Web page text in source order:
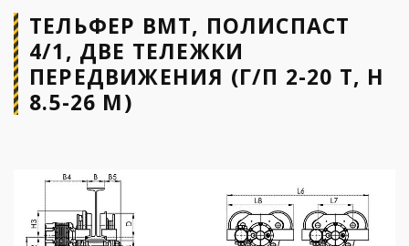
ТЕЛЬФЕР ВМТ, ПОЛИСПАСТ
4/1, ДВЕ ТЕЛЕЖКИ
ПЕРЕДВИЖЕНИЯ (Г/П 2-20 Т, H
8.5-26 М)